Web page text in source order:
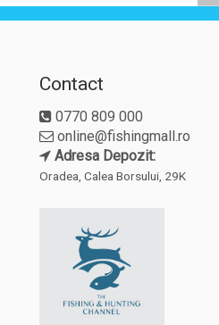
Contact
0770 809 000
online@fishingmall.ro
Adresa Depozit:
Oradea, Calea Borsului, 29K